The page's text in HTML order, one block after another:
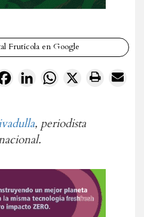
Frutícola en Google
FacebookLinkedInWhatsApp
X
, periodista